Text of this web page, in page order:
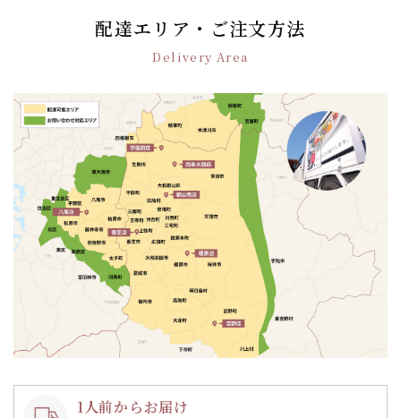
ン
配達エリア・ご注文方法
Delivery Area
1人前からお届け